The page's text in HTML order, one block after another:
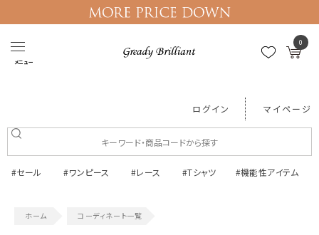
メニュー
0
ログイン マイページ
#セール #ワンピース #レース #Tシャツ #機能性アイテム
コーディネート一覧